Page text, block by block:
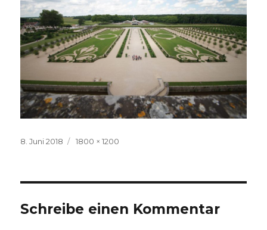
Veröffentlicht
8. Juni 2018
Volle
1800 × 1200
Schreibe einen Kommentar